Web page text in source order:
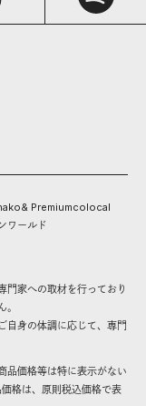
& Premiumcolocal
ワールド
門家への取材を行っており
自身の体調に応じて、専門
品価格等は特に表示がない
格は、原則税込価格で表